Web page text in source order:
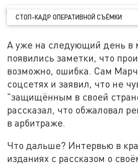
СТОП-КАДР ОПЕРАТИВНОЙ СЪЁМКИ
А уже на следующий день в
появились заметки, что
возможно, ошибка. Сам
соцсетях и заявил, что не
"защищённым в своей
рассказал, что обжаловал
в арбитраже.
Что дальше? Интервью в
изданиях с рассказом о